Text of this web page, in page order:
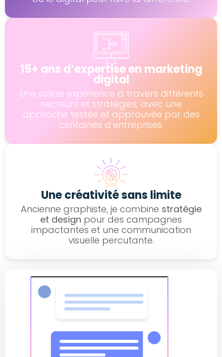
15+ ans d’expertise en marketing
digital
Une solide expérience à travers différents
secteurs et stratégies, avec une
approche testée et approuvée par des
centaines d’entreprises.
Une créativité sans limite
Ancienne graphiste, je combine stratégie
et design pour des campagnes
impactantes et une communication
visuelle percutante.